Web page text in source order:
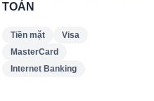
TOÁN
Tiền mặt
Visa
MasterCard
Internet Banking